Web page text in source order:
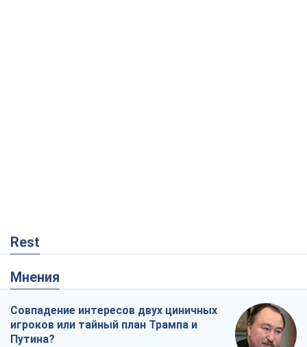
Rest
Мнения
Совпадение интересов двух циничных
игроков или тайный план Трампа и
Путина?